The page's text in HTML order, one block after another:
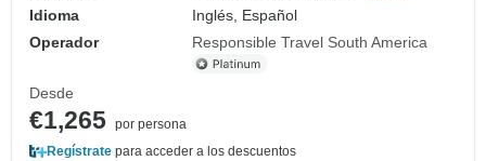
Idioma
Inglés, Español
Operador
Responsible Travel South America
Desde
€1,265 por persona
Regístrate para acceder a los descuentos